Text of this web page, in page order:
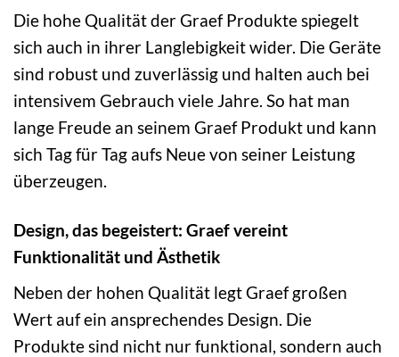
Die hohe Qualität der Graef Produkte spiegelt
sich auch in ihrer Langlebigkeit wider. Die Geräte
sind robust und zuverlässig und halten auch bei
intensivem Gebrauch viele Jahre. So hat man
lange Freude an seinem Graef Produkt und kann
sich Tag für Tag aufs Neue von seiner Leistung
überzeugen.
Design, das begeistert: Graef vereint
Funktionalität und Ästhetik
Neben der hohen Qualität legt Graef großen
Wert auf ein ansprechendes Design. Die
Produkte sind nicht nur funktional, sondern auch